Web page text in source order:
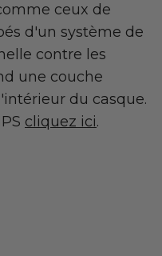
ceux de
d'un système de
contre les
une couche
du casque.
cliquez ici.